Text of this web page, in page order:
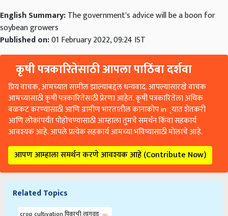
soybean growers
Published on:01 February 2022, 09:24 IST
कृषी पत्रकारितेसाठी आपला पाठिंबा दर्शवा
प्रिय वाचक, आमच्यात सामील झाल्याबद्दल धन्यवाद. आपल्यासारखे वाचक
आमच्यासाठी कृषी पत्रकारितेसाठी प्रेरणा आहेत. कृषी पत्रकारितेला अधिक
बळकट करण्यासाठी आणि ग्रामीण भारतातील कानाकोप in्यात शेतकरी
आणि लोकांपर्यंत पोहोचण्यासाठी आम्हाला तुमचे समर्थन किंवा सहकार्य
आवश्यक आहे. आपले प्रत्येक सहकार्य आमच्या भविष्यासाठी मोलाचे आहे.
आपण आम्हाला समर्थन करणे आवश्यक आहे (Contribute Now)